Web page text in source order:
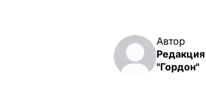
Автор
Редакция
"Гордон"